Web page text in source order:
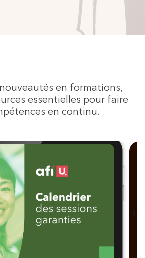
en formations,
essentielles pour faire
en continu.